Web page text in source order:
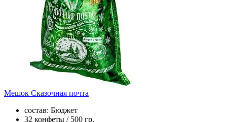
Мешок Сказочная почта
состав: Бюджет
32 конфеты / 500 гр.